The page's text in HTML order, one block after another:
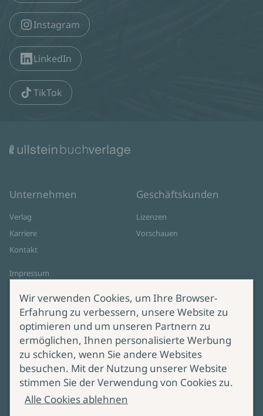
Instagram
LinkedIn
TikTok
Unternehmen
Verlag
Karriere
Kontakt
Impressum
Cookie-Einstellungen
AGB Online Shop
Geschäftskunden
Lizenzen
Vorschauen
Service
Lieferung & Versand
Produktsicherheit
Bei Fragen zur Produktsicherheit
wenden Sie sich bitte an
Wir verwenden Cookies, um Ihre Browser-
Erfahrung zu verbessern, unsere Website zu
optimieren und um unseren Partnern zu
ermöglichen, Ihnen personalisierte Werbung
zu schicken, wenn Sie andere Websites
besuchen. Mit der Nutzung unserer Website
stimmen Sie der Verwendung von Cookies zu.
Alle Cookies ablehnen